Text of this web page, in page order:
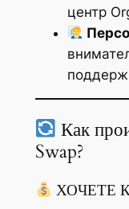
центр
Как
Swap?
ХОЧЕТЕ